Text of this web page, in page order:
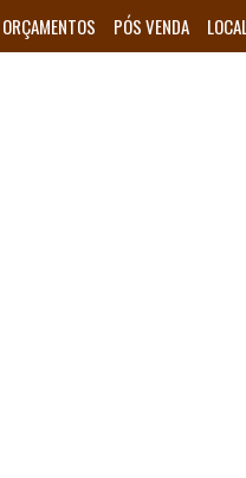
ORÇAMENTOS PÓS VENDA